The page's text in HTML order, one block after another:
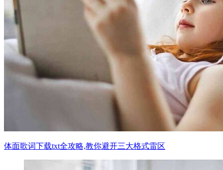
体面歌词下载txt全攻略,教你避开三大格式雷区